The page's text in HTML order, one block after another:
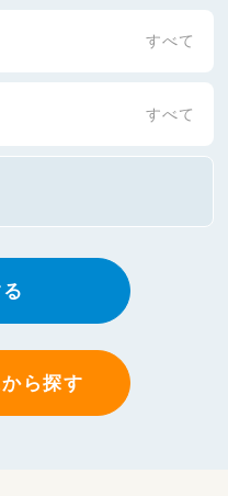
すべて
すべて
ら探す